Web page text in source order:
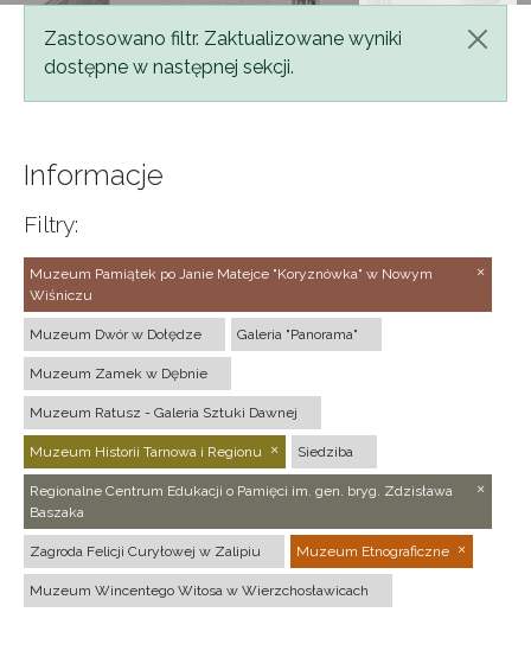
Komunikat
Zastosowano filtr. Zaktualizowane wyniki
dostępne w następnej sekcji.
Informacje
Filtry:
Muzeum Pamiątek po Janie Matejce "Koryznówka" w Nowym
Wiśniczu
Muzeum Dwór w Dołędze Galeria "Panorama"
Muzeum Zamek w Dębnie
Muzeum Ratusz - Galeria Sztuki Dawnej
Muzeum Historii Tarnowa i Regionu Siedziba
Regionalne Centrum Edukacji o Pamięci im. gen. bryg. Zdzisława
Baszaka
Zagroda Felicji Curyłowej w Zalipiu Muzeum Etnograficzne
Muzeum Wincentego Witosa w Wierzchosławicach